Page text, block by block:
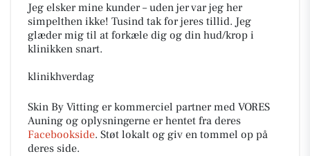
Jeg elsker mine kunder – uden jer var jeg her
simpelthen ikke! Tusind tak for jeres tillid. Jeg
glæder mig til at forkæle dig og din hud/krop i
klinikken snart.
klinikhverdag
Skin By Vitting er kommerciel partner med VORES
Auning og oplysningerne er hentet fra deres
Facebookside. Støt lokalt og giv en tommel op på
deres side.